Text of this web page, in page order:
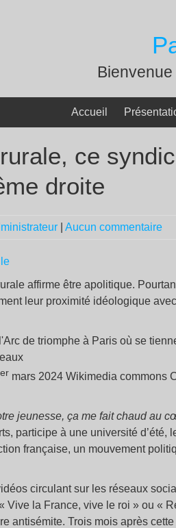
Accueil
ce
droite
Aucun commentaire
affirme être apolitique.
leur proximité idéologique
er mars 2024 Wikimedia commons
jeunesse, ça me fait chaud au
participe à une université d’été,
française, un mouvement
circulant sur les réseaux
Vive la France, vive le roi » ou «
antisémite. Trois mois après